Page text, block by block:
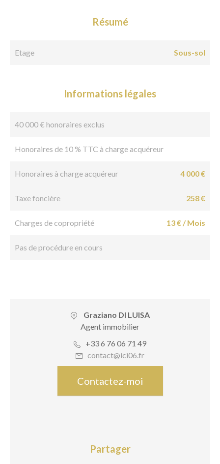
Résumé
Etage Sous-sol
Informations légales
40 000 € honoraires exclus
Honoraires de 10 % TTC à charge acquéreur
Honoraires à charge acquéreur 4 000 €
Taxe foncière 258 €
Charges de copropriété 13 € / Mois
Pas de procédure en cours
Graziano DI LUISA
Agent immobilier
+33 6 76 06 71 49
contact@ici06.fr
Contactez-moi
Partager